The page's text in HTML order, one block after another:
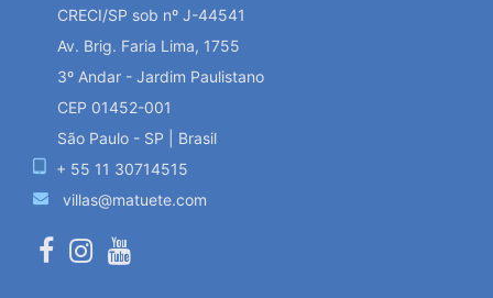
CRECI/SP sob nº J-44541
Av. Brig. Faria Lima, 1755
3º Andar - Jardim Paulistano
CEP 01452-001
São Paulo - SP | Brasil
+ 55 11 30714515
villas@matuete.com